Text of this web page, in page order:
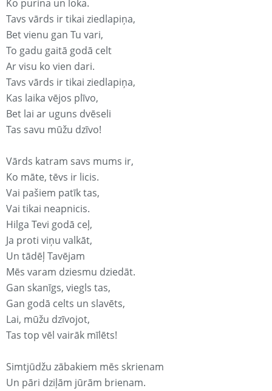
Ko purina un loka.
Tavs vārds ir tikai ziedlapiņa,
Bet vienu gan Tu vari,
To gadu gaitā godā celt
Ar visu ko vien dari.
Tavs vārds ir tikai ziedlapiņa,
Kas laika vējos plīvo,
Bet lai ar uguns dvēseli
Tas savu mūžu dzīvo!
Vārds katram savs mums ir,
Ko māte, tēvs ir licis.
Vai pašiem patīk tas,
Vai tikai neapnicis.
Hilga Tevi godā ceļ,
Ja proti viņu valkāt,
Un tādēļ Tavējam
Mēs varam dziesmu dziedāt.
Gan skanīgs, viegls tas,
Gan godā celts un slavēts,
Lai, mūžu dzīvojot,
Tas top vēl vairāk mīlēts!
Simtjūdžu zābakiem mēs skrienam
Un pāri dziļām jūrām brienam.